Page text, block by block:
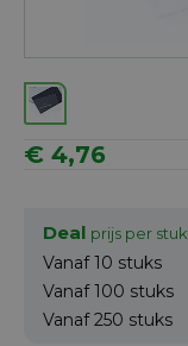
€ 4,76
Deal prijs per stuk
Vanaf 10 stuks
Vanaf 100 stuks
Vanaf 250 stuks